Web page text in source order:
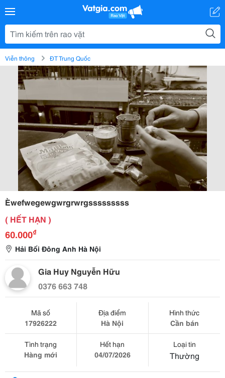
Viễn thông ĐT Trung Quốc
Èwefwegewgwrgrwrgsssssssss
( HẾT HẠN )
60.000₫
Hải Bối Đông Anh Hà Nội
Gia Huy Nguyễn Hữu
0376 663 748
Mã số
17926222
Địa điểm
Hà Nội
Hình thức
Cần bán
Tình trạng
Hàng mới
Hết hạn
04/07/2026
Loại tin
Thường